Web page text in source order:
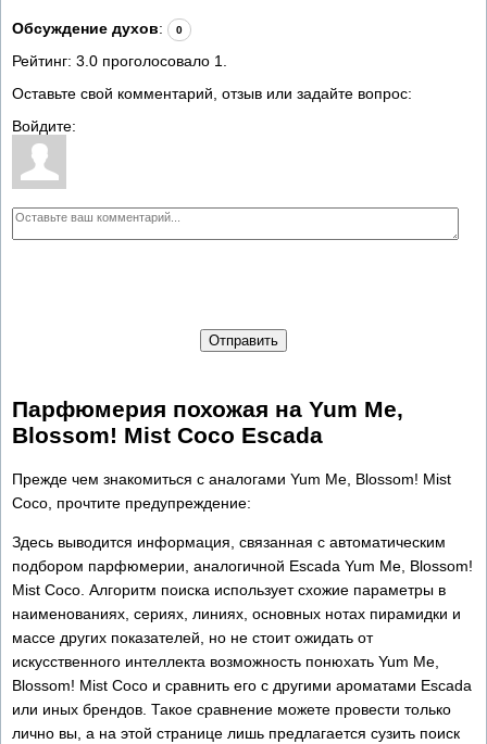
Обсуждение духов: 0
Рейтинг: 3.0 проголосовало 1
Оставьте свой комментарий, отзыв или задайте вопрос:
Войдите:
Отправить
Парфюмерия похожая на Yum Me,
Blossom! Mist Coco Escada
Прежде чем знакомиться с аналогами Yum Me, Blossom! Mist
Coco, прочтите предупреждение:
Здесь выводится информация, связанная с автоматическим
подбором парфюмерии, аналогичной Escada Yum Me, Blossom!
Mist Coco. Алгоритм поиска использует схожие параметры в
наименованиях, сериях, линиях, основных нотах пирамидки и
массе других показателей, но не стоит ожидать от
искусственного интеллекта возможность понюхать Yum Me,
Blossom! Mist Coco и сравнить его с другими ароматами Escada
или иных брендов. Такое сравнение можете провести только
лично вы, а на этой странице лишь предлагается сузить поиск